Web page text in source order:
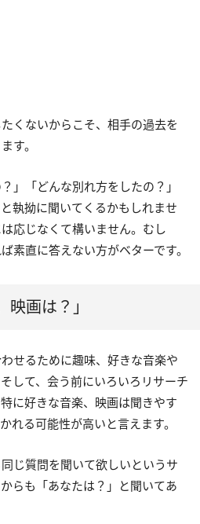
くないからこそ、相手の過去を
す。
」「どんな別れ方をしたの？」
執拗に聞いてくるかもしれませ
応じなくて構いません。むし
素直に答えない方がベターです。
映画は？」
せるために趣味、好きな音楽や
して、会う前にいろいろリサーチ
に好きな音楽、映画は聞きやす
れる可能性が高いと言えます。
じ質問を聞いて欲しいというサ
らも「あなたは？」と聞いてあ